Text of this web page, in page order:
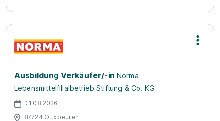
Ausbildung Verkäufer/-in Norma
Lebensmittelfilialbetrieb Stiftung & Co. KG
01.08.2026
87724 Ottobeuren